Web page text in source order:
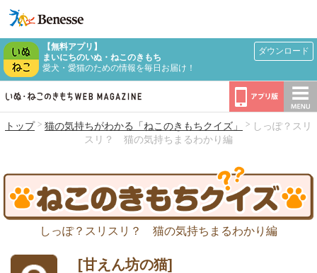
【無料アプリ】
まいにちのいぬ・ねこのきもち
愛犬・愛猫のための情報を毎日お届け！
ダウンロード
トップ 猫の気持ちがわかる「ねこのきもちクイズ」
しっぽ？スリ
スリ？ 猫の気持ちまるわかり編
しっぽ？スリスリ？ 猫の気持ちまるわかり編
[甘えん坊の猫]